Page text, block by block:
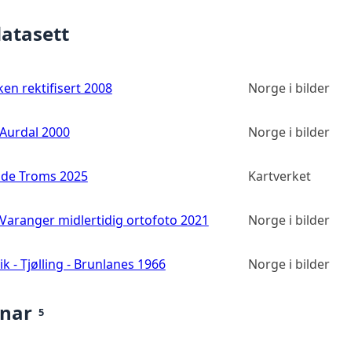
rektifisert 2008 Norge i bilder
2000 Norge i bilder
Troms 2025 Kartverket
midlertidig ortofoto 2021 Norge i bilder
- Tjølling - Brunlanes 1966 Norge i bilder
5